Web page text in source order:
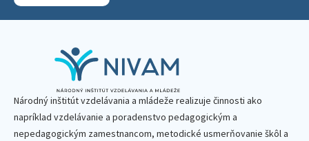
Národný inštitút vzdelávania a mládeže realizuje činnosti ako
napríklad vzdelávanie a poradenstvo pedagogickým a
nepedagogickým zamestnancom, metodické usmerňovanie škôl a